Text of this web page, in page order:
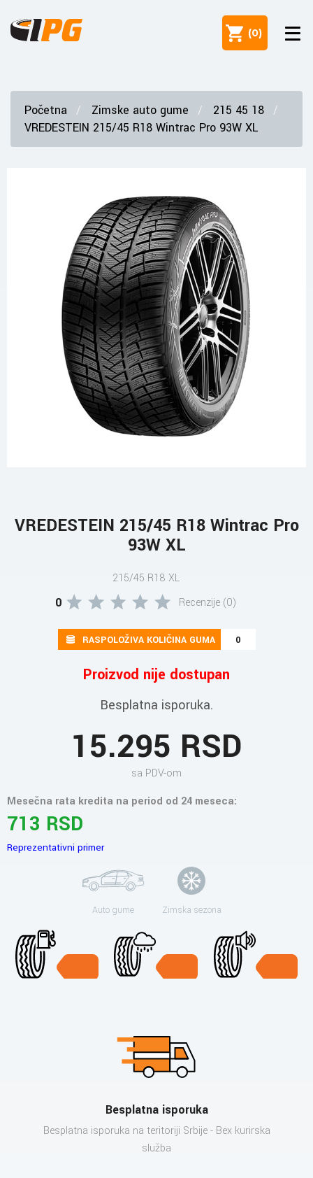
(0)
Početna Zimske auto gume
215 45 18
VREDESTEIN 215/45 R18 Wintrac Pro 93W XL
VREDESTEIN 215/45 R18 Wintrac Pro
93W XL
215/45 R18 XL
0 Recenzije (0)
RASPOLOŽIVA KOLIČINA GUMA 0
Proizvod nije dostupan
Besplatna isporuka.
15.295 RSD
sa PDV-om
Mesečna rata kredita na period od 24 meseca:
713 RSD
Reprezentativni primer
Auto gume Zimska sezona
Besplatna isporuka
Besplatna isporuka na teritoriji Srbije - Bex kurirska
služba